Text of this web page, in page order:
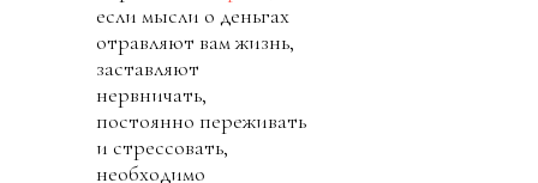
если мысли о деньгах
отравляют вам жизнь,
заставляют
нервничать,
постоянно переживать
и стрессовать,
необходимо